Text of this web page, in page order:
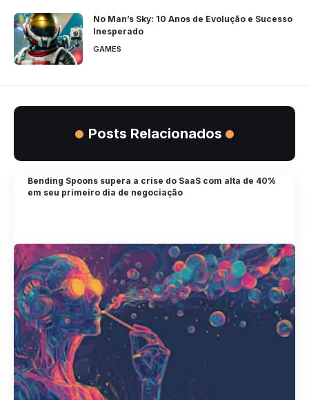
No Man’s Sky: 10 Anos de Evolução e Sucesso
Inesperado
GAMES
Posts Relacionados
Bending Spoons supera a crise do SaaS com alta de 40%
em seu primeiro dia de negociação